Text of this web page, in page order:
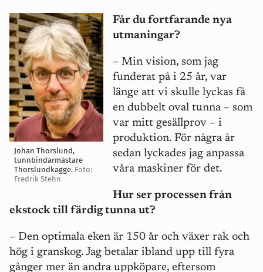
Johan Thorslund,
tunnbindarmästare
Thorslundkagge. Foto:
Fredrik Stehn
Får du fortfarande nya
utmaningar?
– Min vision, som jag
funderat på i 25 år, var
länge att vi skulle lyckas få
en dubbelt oval tunna – som
var mitt gesällprov – i
produktion. För några år
sedan lyckades jag anpassa
våra maskiner för det.
Hur ser processen från
ekstock till färdig tunna ut?
– Den optimala eken är 150 år och växer rak och
hög i granskog. Jag betalar ibland upp till fyra
gånger mer än andra uppköpare, eftersom